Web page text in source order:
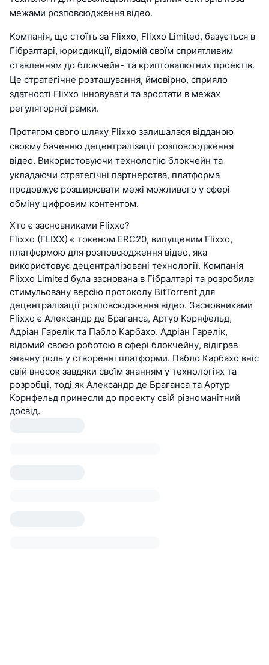
межами розповсюдження відео.
Компанія, що стоїть за Flixxo, Flixxo Limited, базується в
Гібралтарі, юрисдикції, відомій своїм сприятливим
ставленням до блокчейн- та криптовалютних проектів.
Це стратегічне розташування, ймовірно, сприяло
здатності Flixxo інновувати та зростати в межах
регуляторної рамки.
Протягом свого шляху Flixxo залишалася відданою
своєму баченню децентралізації розповсюдження
відео. Використовуючи технологію блокчейн та
укладаючи стратегічні партнерства, платформа
продовжує розширювати межі можливого у сфері
обміну цифровим контентом.
Хто є засновниками Flixxo?
Flixxo (FLIXX) є токеном ERC20, випущеним Flixxo,
платформою для розповсюдження відео, яка
використовує децентралізовані технології. Компанія
Flixxo Limited була заснована в Гібралтарі та розробила
стимульовану версію протоколу BitTorrent для
децентралізації розповсюдження відео. Засновниками
Flixxo є Александр де Браганса, Артур Корнфельд,
Адріан Гарелік та Пабло Карбахо. Адріан Гарелік,
відомий своєю роботою в сфері блокчейну, відіграв
значну роль у створенні платформи. Пабло Карбахо вніс
свій внесок завдяки своїм знанням у технологіях та
розробці, тоді як Александр де Браганса та Артур
Корнфельд принесли до проекту свій різноманітний
досвід.